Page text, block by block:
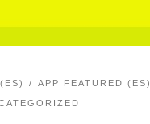
APP FEATURED (ES)